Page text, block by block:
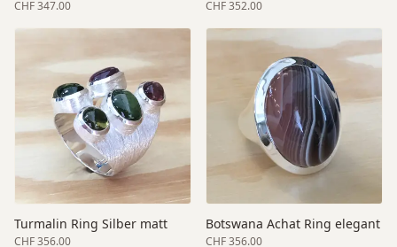
CHF 347.00 CHF 352.00
Turmalin Ring Silber matt
CHF 356.00
Botswana Achat Ring elegant
CHF 356.00